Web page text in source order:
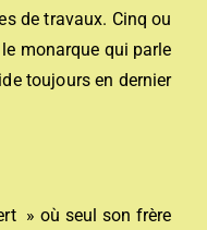
de travaux. Cinq ou
monarque qui parle
toujours en dernier
» où seul son frère